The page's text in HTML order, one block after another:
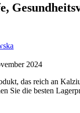
2024
das reich an
Sie die besten